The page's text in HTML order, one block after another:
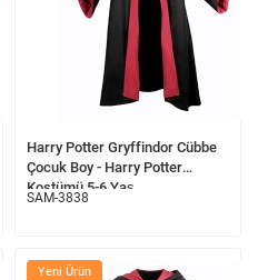
Harry Potter Gryffindor Cübbe
Çocuk Boy - Harry Potter
Kostümü 5-6 Yaş
SAM-3838
Yeni Ürün